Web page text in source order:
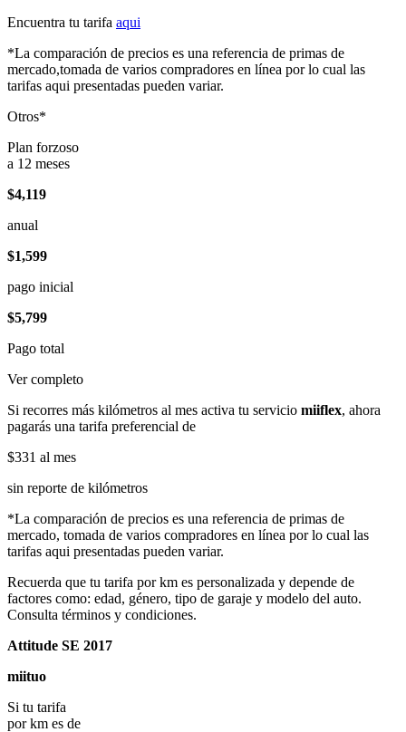
Encuentra tu tarifa aqui
*La comparación de precios es una referencia de primas de
mercado,tomada de varios compradores en línea por lo cual las
tarifas aqui presentadas pueden variar.
Otros*
Plan forzoso
a 12 meses
$4,119
anual
$1,599
pago inicial
$5,799
Pago total
Ver completo
Si recorres más kilómetros al mes activa tu servicio miiflex, ahora
pagarás una tarifa preferencial de
$331 al mes
sin reporte de kilómetros
*La comparación de precios es una referencia de primas de
mercado, tomada de varios compradores en línea por lo cual las
tarifas aqui presentadas pueden variar.
Recuerda que tu tarifa por km es personalizada y depende de
factores como: edad, género, tipo de garaje y modelo del auto.
Consulta términos y condiciones.
Attitude SE 2017
miituo
Si tu tarifa
por km es de